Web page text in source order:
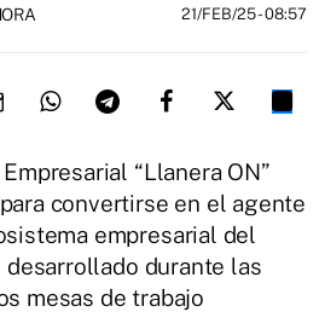
21/FEB/25- 08:57
“Llanera ON”
convertirse en el agente
empresarial del
desarrollado durante las
mesas de trabajo